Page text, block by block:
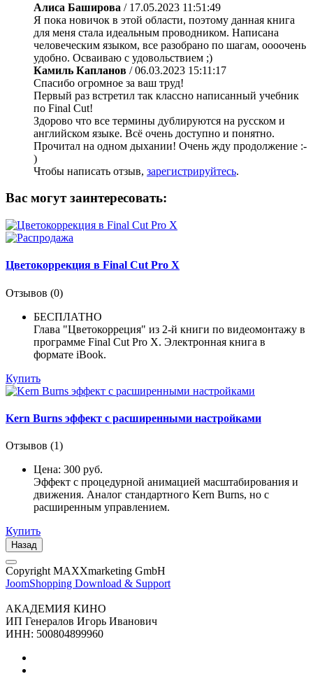
Алиса Баширова / 17.05.2023 11:51:49
Я пока новичок в этой области, поэтому данная книга
для меня стала идеальным проводником. Написана
человеческим языком, все разобрано по шагам, оооочень
удобно. Осваиваю с удовольствием ;)
Камиль Капланов /06.03.2023 15:11:17
Спасибо огромное за ваш труд!
Первый раз встретил так классно написанный учебник
по Final Cut!
Здорово что все термины дублируются на русском и
английском языке. Всё очень доступно и понятно.
Прочитал на одном дыхании! Очень жду продолжение :-
)
Чтобы написать отзыв, зарегистрируйтесь.
Вас могут заинтересовать:
Цветокоррекция в Final Cut Pro X
Отзывов (0)
БЕСПЛАТНО
Глава "Цветокорреция" из 2-й книги по видеомонтажу в
программе Final Cut Pro X. Электронная книга в
формате iBook.
Купить
Kern Burns эффект с расширенными настройками
Отзывов (1)
Цена: 300 руб.
Эффект с процедурной анимацией масштабирования и
движения. Аналог стандартного Kern Burns, но с
расширенным управлением.
Купить
Назад
Copyright MAXXmarketing GmbH
JoomShopping Download & Support
АКАДЕМИЯ КИНО
ИП Генералов Игорь Иванович
ИНН: 500804899960